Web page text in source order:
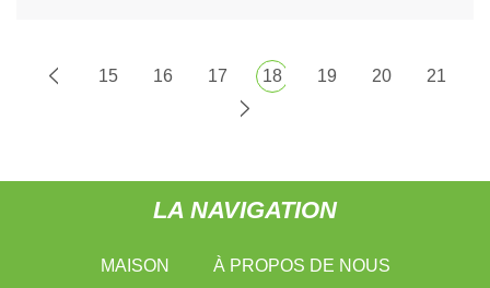
15 16 17 18 19 20 21
LA NAVIGATION
MAISON À PROPOS DE NOUS